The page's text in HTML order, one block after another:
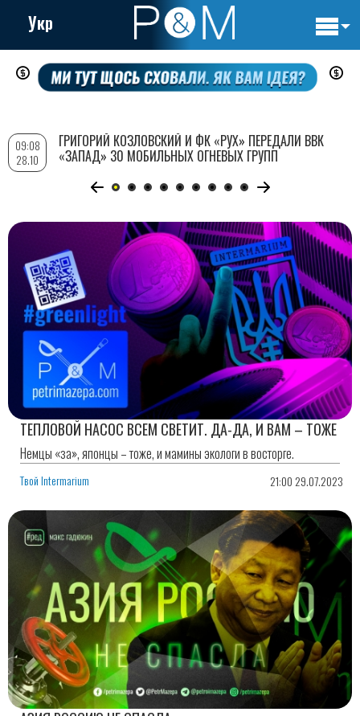
Перейти
содержанию
Укр
ТЕПЛОВОЙ НАСОС ВСЕМ СВЕТИТ. ДА-ДА, И ВАМ – ТОЖЕ
Немцы «за», японцы – тоже, и мамины экологи в восторге.
Твой Intermarium 21:00 29.07.2023
09:08
28.10
ГРИГОРИЙ КОЗЛОВСКИЙ И ФК «РУХ» ПЕРЕДАЛИ ВВК
«ЗАПАД» 30 МОБИЛЬНЫХ ОГНЕВЫХ ГРУПП